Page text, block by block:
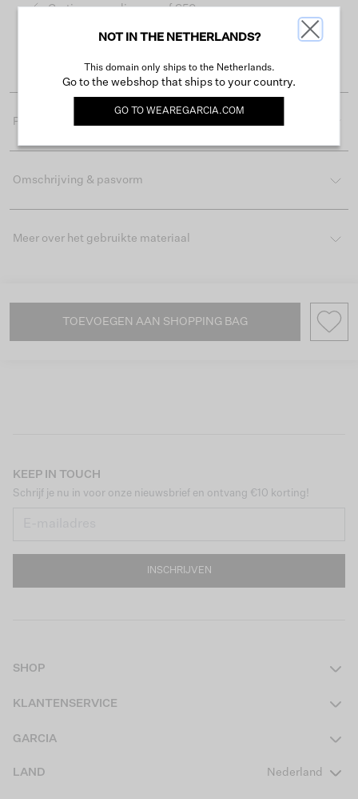
Gratis verzending vanaf €50
Levertijd 2-3 werkdagen
Productdetails
Omschrijving & pasvorm
Meer over het gebruikte materiaal
TOEVOEGEN AAN SHOPPING BAG
KEEP IN TOUCH
Schrijf je nu in voor onze nieuwsbrief en ontvang €10 korting!
INSCHRIJVEN
SHOP
Boys Teens
KLANTENSERVICE
GARCIA
LAND Nederland
NOT IN THE NETHERLANDS?
This domain only ships to the Netherlands.
Go to the webshop that ships to your country.
GO TO WEAREGARCIA.COM